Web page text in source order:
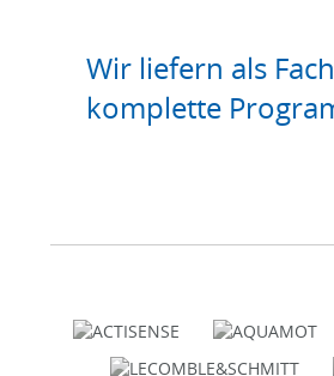
Wir liefern als
komplette